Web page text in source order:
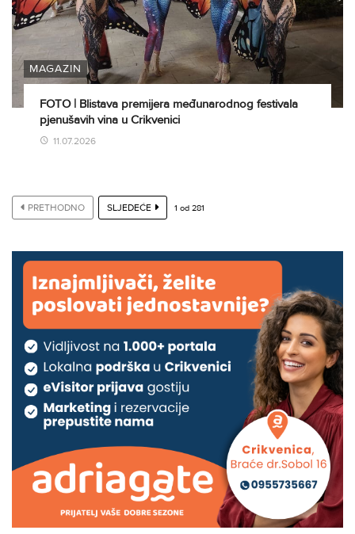
MAGAZIN
FOTO | Blistava premijera međunarodnog festivala
pjenušavih vina u Crikvenici
11.07.2026
PRETHODNO SLJEDEĆE 1 od 281